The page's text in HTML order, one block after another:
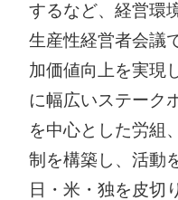
するなど、経営環
生産性経営者会議
加価値向上を実現
に幅広いステーク
を中心とした労組
制を構築し、活動
日・米・独を皮切